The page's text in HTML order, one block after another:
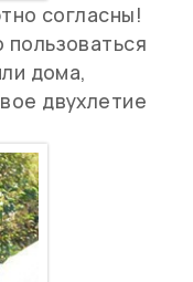
согласны!
дома,
двухлетие